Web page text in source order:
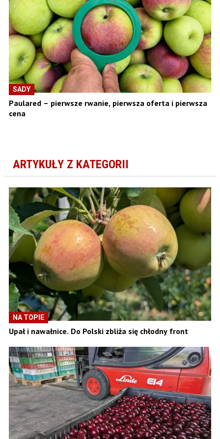
SADY
Paulared – pierwsze rwanie, pierwsza oferta i pierwsza
cena
ARTYKUŁY Z KATEGORII
NA TOPIE
Upał i nawałnice. Do Polski zbliża się chłodny front